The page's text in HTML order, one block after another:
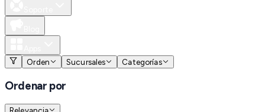
Orden
Sucursales Categorías
Ordenar por